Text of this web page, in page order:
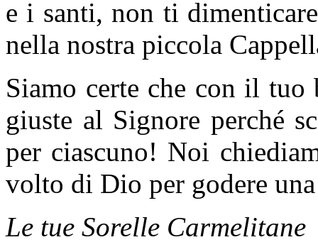
e i santi, non ti
nella nostra piccola
Siamo certe che con il tuo
giuste al Signore perché
per ciascuno! Noi
volto di Dio per godere
Le tue Sorelle Carmelitane